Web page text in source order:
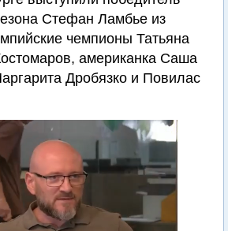
Стефан Ламбье из
чемпионы Татьяна
американка Саша
Дробязко и Повилас